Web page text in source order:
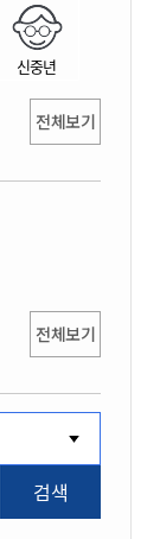
신중년
전체보기
전체보기
검색